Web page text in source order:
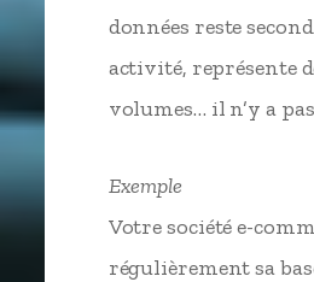
données reste
activité, représente
volumes… il n’y a
Exemple
Votre société e-
régulièrement sa